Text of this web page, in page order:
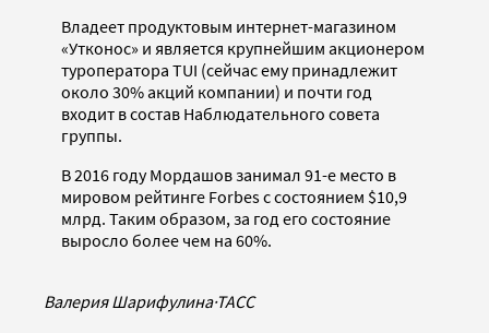
Владеет продуктовым интернет-магазином
«Утконос» и является крупнейшим акционером
туроператора TUI (сейчас ему принадлежит
около 30% акций компании) и почти год
входит в состав Наблюдательного совета
группы.
В 2016 году Мордашов занимал 91-е место в
мировом рейтинге Forbes с состоянием $10,9
млрд. Таким образом, за год его состояние
выросло более чем на 60%.
Валерия Шарифулина·ТАСС